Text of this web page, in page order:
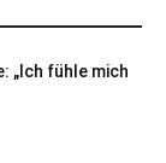
„Ich fühle mich